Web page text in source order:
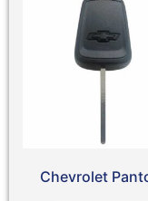
Chevrolet